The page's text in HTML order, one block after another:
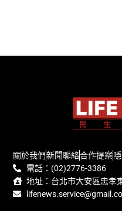
關於我們新聞聯絡合作提案
電話：(02)2776-3386
地址：台北市大安區忠孝